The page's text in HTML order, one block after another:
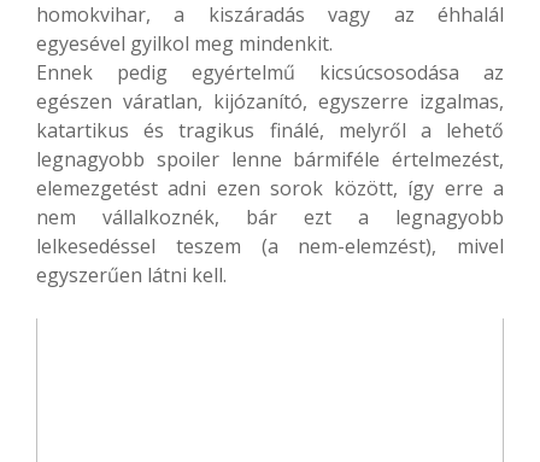
homokvihar, a kiszáradás vagy az éhhalál
egyesével gyilkol meg mindenkit.
Ennek pedig egyértelmű kicsúcsosodása az
egészen váratlan, kijózanító, egyszerre izgalmas,
katartikus és tragikus finálé, melyről a lehető
legnagyobb spoiler lenne bármiféle értelmezést,
elemezgetést adni ezen sorok között, így erre a
nem vállalkoznék, bár ezt a legnagyobb
lelkesedéssel teszem (a nem-elemzést), mivel
egyszerűen látni kell.